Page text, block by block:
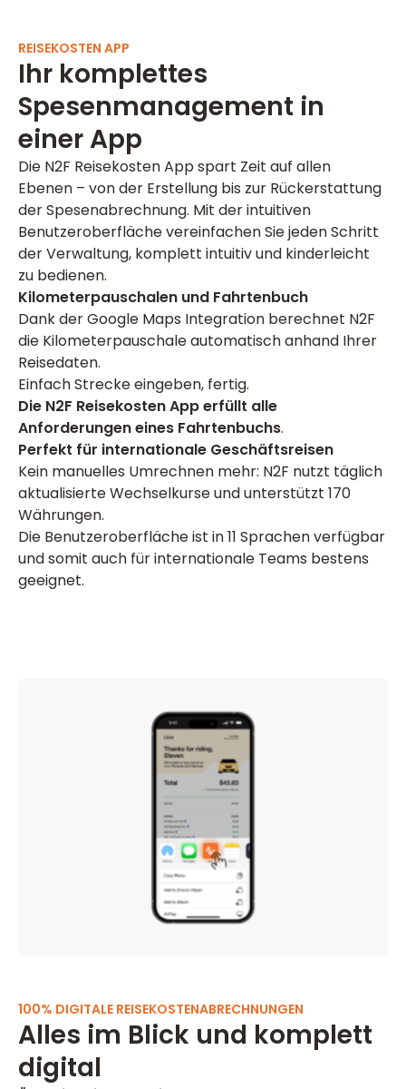
REISEKOSTEN APP
Ihr komplettes
Spesenmanagement in
einer App
Die N2F Reisekosten App spart Zeit auf allen
Ebenen – von der Erstellung bis zur Rückerstattung
der Spesenabrechnung. Mit der intuitiven
Benutzeroberfläche vereinfachen Sie jeden Schritt
der Verwaltung, komplett intuitiv und kinderleicht
zu bedienen.
Kilometerpauschalen und Fahrtenbuch
Dank der Google Maps Integration berechnet N2F
die Kilometerpauschale automatisch anhand Ihrer
Reisedaten.
Einfach Strecke eingeben, fertig.
Die N2F Reisekosten App erfüllt alle
Anforderungen eines Fahrtenbuchs.
Perfekt für internationale Geschäftsreisen
Kein manuelles Umrechnen mehr: N2F nutzt täglich
aktualisierte Wechselkurse und unterstützt 170
Währungen.
Die Benutzeroberfläche ist in 11 Sprachen verfügbar
und somit auch für internationale Teams bestens
geeignet.
100% DIGITALE REISEKOSTENABRECHNUNGEN
Alles im Blick und komplett
digital